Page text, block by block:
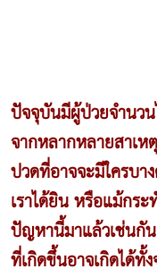
ปัจจุบันมีผู้ป่วยจำนว
จากหลากหลายสาเ
ปวดที่อาจจะมีใครบ
เราได้ยิน หรือแม้กร
ปัญหานี้มาแล้วเช่นกั
ที่เกิดขึ้นอาจเกิดได้